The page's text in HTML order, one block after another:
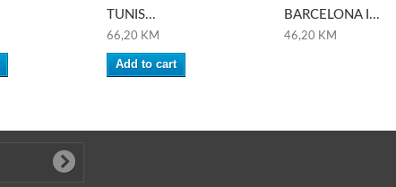
TUNIS...
66,20 KM
Add to cart
BARCELONA I...
46,20 KM